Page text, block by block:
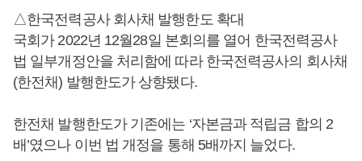
△한국전력공사 회사채 발행한도 확대
국회가 2022년 12월28일 본회의를 열어 한국전력공사
법 일부개정안을 처리함에 따라 한국전력공사의 회사채
(한전채) 발행한도가 상향됐다.
한전채 발행한도가 기존에는 ‘자본금과 적립금 합의 2
배’였으나 이번 법 개정을 통해 5배까지 늘었다.